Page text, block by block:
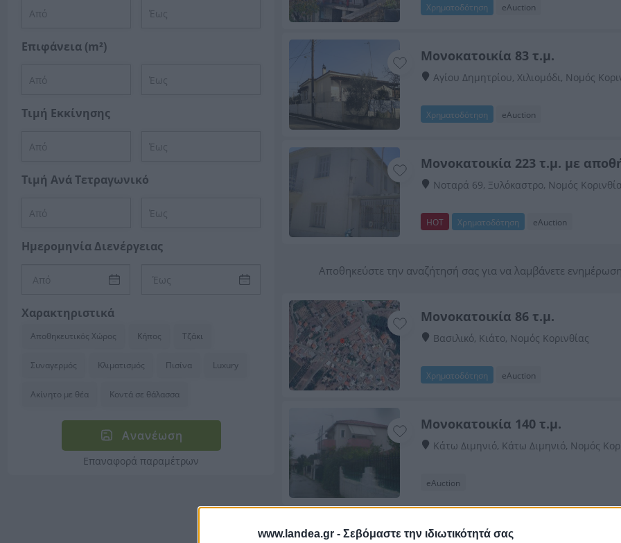
www.landea.gr - Σεβόμαστε την ιδιωτικότητά σας
Επιφάνεια (m²)
Τιμή Εκκίνησης
Τιμή Ανά Τετραγωνικό
Ημερομηνία Διενέργειας
Χαρακτηριστικά
Αποθηκευτικός Χώρος Κήπος Τζάκι
Συναγερμός Κλιματισμός Πισίνα Luxury
Ακίνητο με θέα Κοντά σε θάλασσα
Ανανέωση
Επαναφορά παραμέτρων
Χρηματοδότηση eAuction
Μονοκατοικία 83 τ.μ.
Αγίου Δημητρίου, Χιλιομόδι, Νομός
Χρηματοδότηση eAuction
Μονοκατοικία 223 τ.μ. με
Νοταρά 69, Ξυλόκαστρο, Νομός
HOT Χρηματοδότηση eAuction
Αποθηκεύστε την αναζήτησή σας για να λαμβάνετε
Μονοκατοικία 86 τ.μ.
Βασιλικό, Κιάτο, Νομός Κορινθίας
Χρηματοδότηση eAuction
Μονοκατοικία 140 τ.μ.
Κάτω Διμηνιό, Κάτω Διμηνιό, Νομός
eAuction
Μονοκατοικία 327 τ.μ.